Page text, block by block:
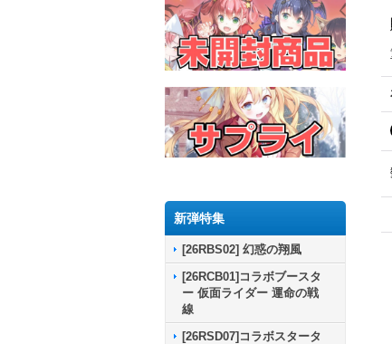
新弾特集
[26RBS02] 幻惑の翔風
[26RCB01]コラボブースタ
ー 仮面ライダー 運命の戦
線
[26RSD07]コラボスタータ